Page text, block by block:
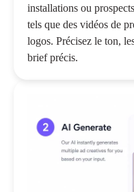
installations ou
tels que des vidéos de
logos. Précisez le ton,
brief précis.